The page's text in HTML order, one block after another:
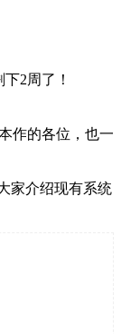
2周了！
作的各位，也一
家介绍现有系统